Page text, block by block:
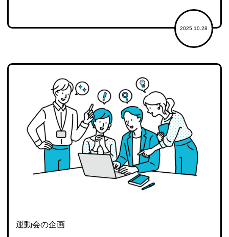
2025.10.28
運動会の企画